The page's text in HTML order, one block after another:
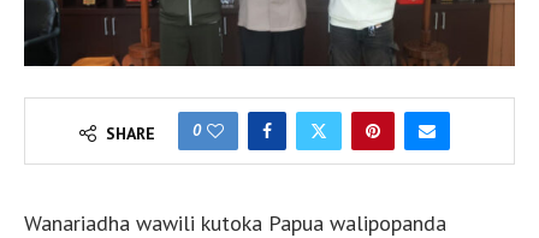
SHARE 0
Wanariadha wawili kutoka Papua walipopanda